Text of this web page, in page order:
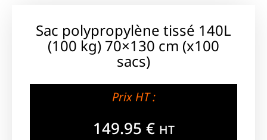
Sac polypropylène tissé 140L
(100 kg) 70×130 cm (x100
sacs)
Prix HT :
149.95 € HT